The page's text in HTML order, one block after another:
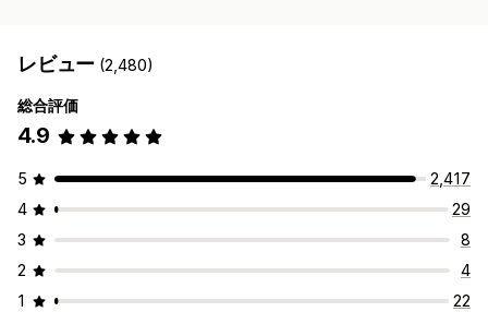
レビュー (2,480)
総合評価
4.9
5
2,417
4
29
3
8
2
4
1
22